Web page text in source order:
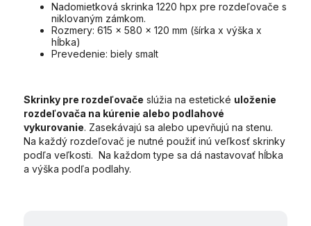
Nadomietková skrinka 1220 hpx pre rozdeľovače s
niklovaným zámkom.
Rozmery: 615 x 580 x 120 mm (šírka x výška x
hĺbka)
Prevedenie: biely smalt
Skrinky pre rozdeľovače slúžia na estetické uloženie
rozdeľovača na kúrenie alebo podlahové
vykurovanie. Zasekávajú sa alebo upevňujú na stenu.
Na každý rozdeľovač je nutné použiť inú veľkosť skrinky
podľa veľkosti. Na každom type sa dá nastavovať hĺbka
a výška podľa podlahy.